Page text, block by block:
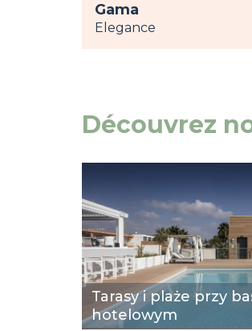
Gama
Elegance
Découvrez
Tarasy i plaże przy
hotelowym